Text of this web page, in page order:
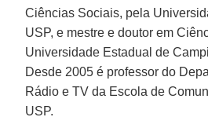
Ciências Sociais, pela
USP, e mestre e doutor em
Universidade Estadual de
Desde 2005 é professor do
Rádio e TV da Escola de
USP.